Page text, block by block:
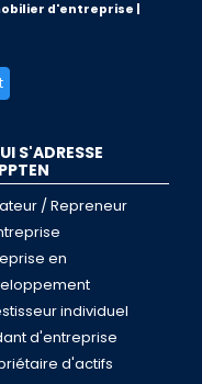
d'entreprise |
S'ADRESSE
/ Repreneur
en
individuel
d'entreprise
d'actifs